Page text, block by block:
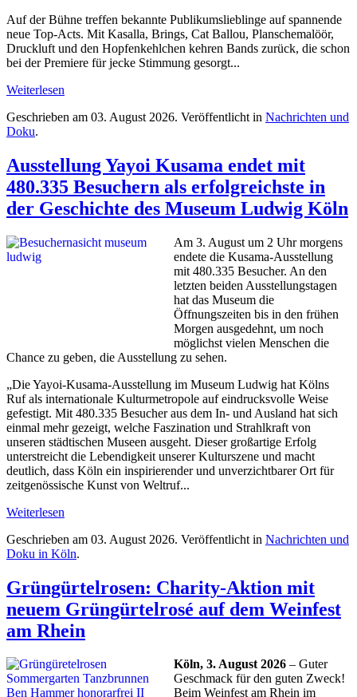
Auf der Bühne treffen bekannte Publikumslieblinge auf spannende
neue Top-Acts. Mit Kasalla, Brings, Cat Ballou, Planschemalöör,
Druckluft und den Hopfenkehlchen kehren Bands zurück, die schon
bei der Premiere für jecke Stimmung gesorgt...
Weiterlesen
Geschrieben am 03. August 2026. Veröffentlicht in Nachrichten und
Doku.
Ausstellung Yayoi Kusama endet mit
480.335 Besuchern als erfolgreichste in
der Geschichte des Museum Ludwig Köln
Am 3. August um 2 Uhr morgens
endete die Kusama-Ausstellung
mit 480.335 Besucher. An den
letzten beiden Ausstellungstagen
hat das Museum die
Öffnungszeiten bis in den frühen
Morgen ausgedehnt, um noch
möglichst vielen Menschen die
Chance zu geben, die Ausstellung zu sehen.
„Die Yayoi-Kusama-Ausstellung im Museum Ludwig hat Kölns
Ruf als internationale Kulturmetropole auf eindrucksvolle Weise
gefestigt. Mit 480.335 Besucher aus dem In- und Ausland hat sich
einmal mehr gezeigt, welche Faszination und Strahlkraft von
unseren städtischen Museen ausgeht. Dieser großartige Erfolg
unterstreicht die Lebendigkeit unserer Kulturszene und macht
deutlich, dass Köln ein inspirierender und unverzichtbarer Ort für
zeitgenössische Kunst von Weltruf...
Weiterlesen
Geschrieben am 03. August 2026. Veröffentlicht in Nachrichten und
Doku in Köln.
Grüngürtelrosen: Charity-Aktion mit
neuem Grüngürtelrosé auf dem Weinfest
am Rhein
Köln, 3. August 2026 – Guter
Geschmack für den guten Zweck!
Beim Weinfest am Rhein im